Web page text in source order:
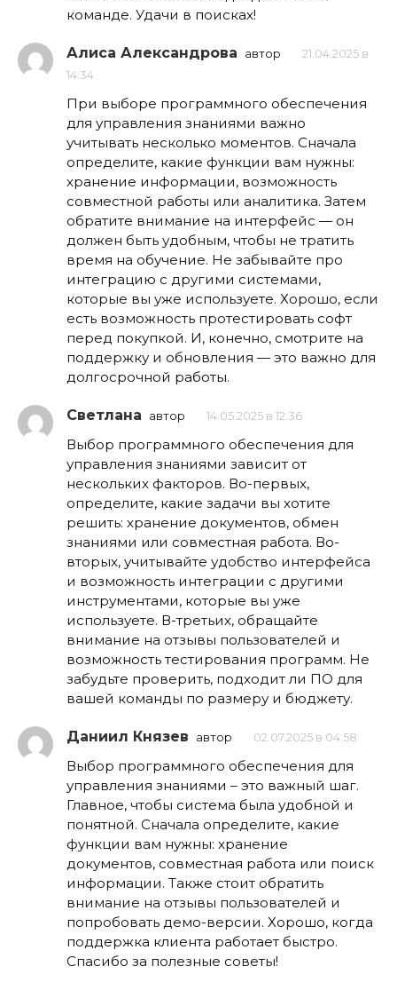
команде. Удачи в поисках!
Алиса Александрова автор
21.04.2025 в
14:34
При выборе программного обеспечения
для управления знаниями важно
учитывать несколько моментов. Сначала
определите, какие функции вам нужны:
хранение информации, возможность
совместной работы или аналитика. Затем
обратите внимание на интерфейс — он
должен быть удобным, чтобы не тратить
время на обучение. Не забывайте про
интеграцию с другими системами,
которые вы уже используете. Хорошо, если
есть возможность протестировать софт
перед покупкой. И, конечно, смотрите на
поддержку и обновления — это важно для
долгосрочной работы.
Светлана автор 14.05.2025 в 12:36
Выбор программного обеспечения для
управления знаниями зависит от
нескольких факторов. Во-первых,
определите, какие задачи вы хотите
решить: хранение документов, обмен
знаниями или совместная работа. Во-
вторых, учитывайте удобство интерфейса
и возможность интеграции с другими
инструментами, которые вы уже
используете. В-третьих, обращайте
внимание на отзывы пользователей и
возможность тестирования программ. Не
забудьте проверить, подходит ли ПО для
вашей команды по размеру и бюджету.
Даниил Князев автор 02.07.2025 в 04:58
Выбор программного обеспечения для
управления знаниями – это важный шаг.
Главное, чтобы система была удобной и
понятной. Сначала определите, какие
функции вам нужны: хранение
документов, совместная работа или поиск
информации. Также стоит обратить
внимание на отзывы пользователей и
попробовать демо-версии. Хорошо, когда
поддержка клиента работает быстро.
Спасибо за полезные советы!